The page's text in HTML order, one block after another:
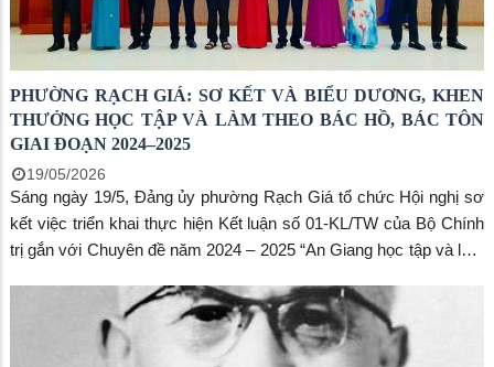
PHƯỜNG RẠCH GIÁ: SƠ KẾT VÀ BIỂU DƯƠNG, KHEN
THƯỞNG HỌC TẬP VÀ LÀM THEO BÁC HỒ, BÁC TÔN
GIAI ĐOẠN 2024–2025
19/05/2026
Sáng ngày 19/5, Đảng ủy phường Rạch Giá tổ chức Hội nghị sơ
kết việc triển khai thực hiện Kết luận số 01-KL/TW của Bộ Chính
trị gắn với Chuyên đề năm 2024 – 2025 “An Giang học tập và làm
và “Cán bộ, đảng viên tiếp tục thực hiện tốt trách nhiệm nêu
gương; khắc phục tình trạng sợ trách nhiệm, không dám làm”;
đồng thời biểu dương, khen thưởng các tập thể tiêu biểu trong